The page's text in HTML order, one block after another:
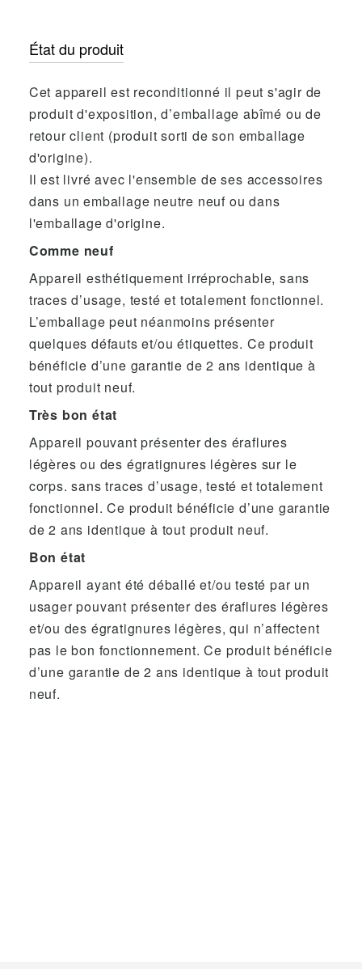
État du produit
Cet appareil est reconditionné il peut s'agir de
produit d'exposition, d’emballage abîmé ou de
retour client (produit sorti de son emballage
d'origine).
Il est livré avec l'ensemble de ses accessoires
dans un emballage neutre neuf ou dans
l'emballage d'origine.
Comme neuf
Appareil esthétiquement irréprochable, sans
traces d’usage, testé et totalement fonctionnel.
L’emballage peut néanmoins présenter
quelques défauts et/ou étiquettes. Ce produit
bénéficie d’une garantie de 2 ans identique à
tout produit neuf.
Très bon état
Appareil pouvant présenter des éraflures
légères ou des égratignures légères sur le
corps. sans traces d’usage, testé et totalement
fonctionnel. Ce produit bénéficie d’une garantie
de 2 ans identique à tout produit neuf.
Bon état
Appareil ayant été déballé et/ou testé par un
usager pouvant présenter des éraflures légères
et/ou des égratignures légères, qui n’affectent
pas le bon fonctionnement. Ce produit bénéficie
d’une garantie de 2 ans identique à tout produit
neuf.